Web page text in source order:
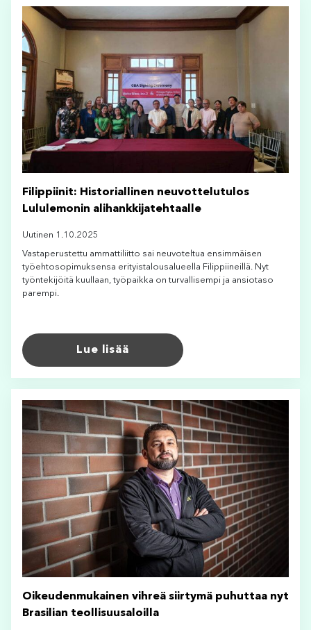
Filippiinit: Historiallinen neuvottelutulos
Lululemonin alihankkijatehtaalle
Uutinen 1.10.2025
Vastaperustettu ammattiliitto sai neuvoteltua ensimmäisen
työehtosopimuksensa erityistalousalueella Filippiineillä. Nyt
työntekijöitä kuullaan, työpaikka on turvallisempi ja ansiotaso
parempi.
Lue lisää
Oikeudenmukainen vihreä siirtymä puhuttaa nyt
Brasilian teollisuusaloilla